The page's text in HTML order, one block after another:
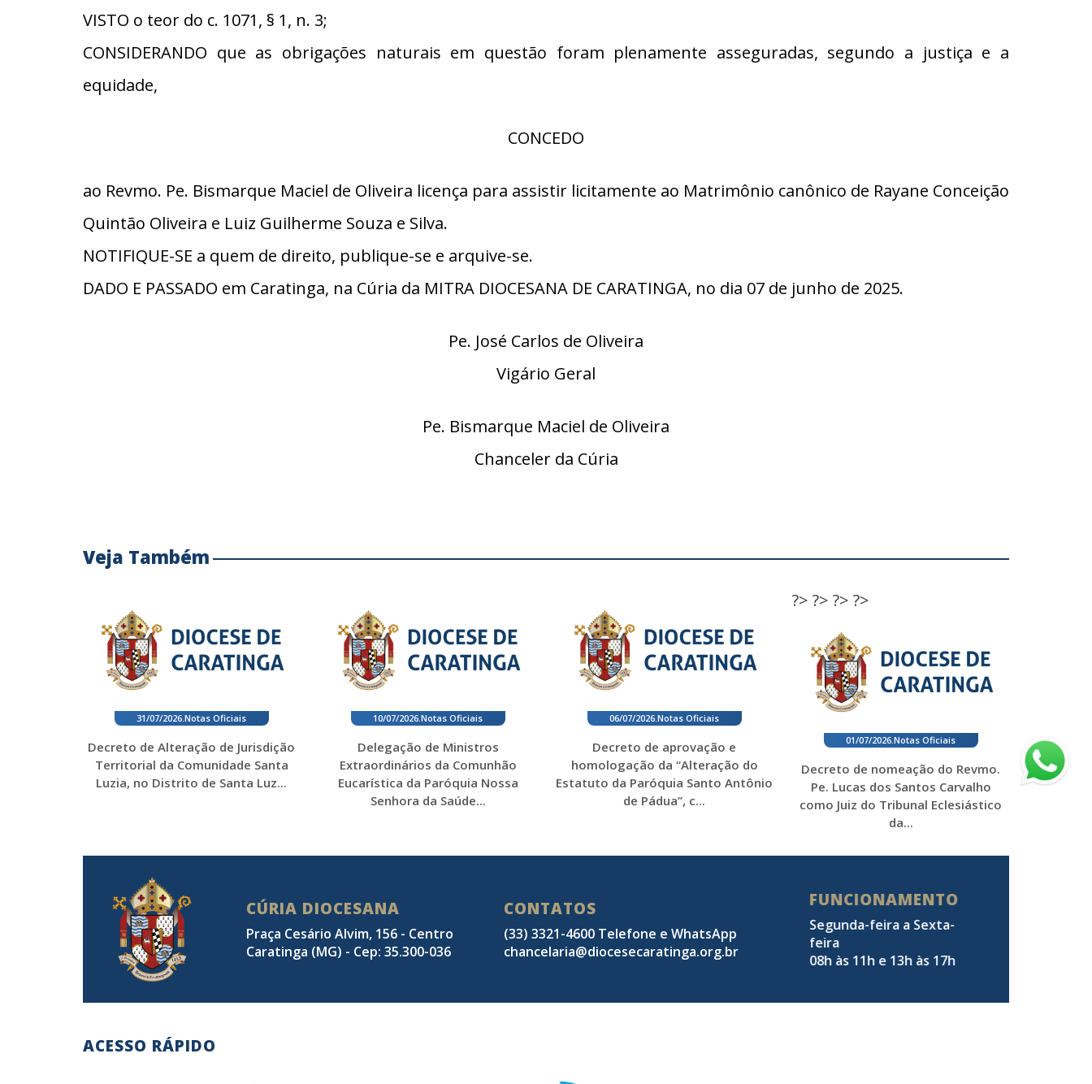
VISTO o teor do c. 1071, § 1, n. 3;
CONSIDERANDO que as obrigações naturais em questão foram plenamente asseguradas, segundo a justiça e a
equidade,
CONCEDO
ao Revmo. Pe. Bismarque Maciel de Oliveira licença para assistir licitamente ao Matrimônio canônico de Rayane Conceição
Quintão Oliveira e Luiz Guilherme Souza e Silva.
NOTIFIQUE-SE a quem de direito, publique-se e arquive-se.
DADO E PASSADO em Caratinga, na Cúria da MITRA DIOCESANA DE CARATINGA, no dia 07 de junho de 2025.
Pe. José Carlos de Oliveira
Vigário Geral
Pe. Bismarque Maciel de Oliveira
Chanceler da Cúria
Veja Também
?>
31/07/2026.Notas Oficiais
Decreto de Alteração de Jurisdição
Territorial da Comunidade Santa
Luzia, no Distrito de Santa Luz...
?>
10/07/2026.Notas Oficiais
Delegação de Ministros
Extraordinários da Comunhão
Eucarística da Paróquia Nossa
Senhora da Saúde...
?>
06/07/2026.Notas Oficiais
Decreto de aprovação e
homologação da “Alteração do
Estatuto da Paróquia Santo Antônio
de Pádua”, c...
?>
01/07/2026.Notas Oficiais
Decreto de nomeação do Revmo.
Pe. Lucas dos Santos Carvalho
como Juiz do Tribunal Eclesiástico
da...
CÚRIA DIOCESANA
Praça Cesário Alvim, 156 - Centro
Caratinga (MG) - Cep: 35.300-036
CONTATOS
(33) 3321-4600 Telefone e WhatsApp
chancelaria@diocesecaratinga.org.br
FUNCIONAMENTO
Segunda-feira a Sexta-
feira
08h às 11h e 13h às 17h
ACESSO RÁPIDO